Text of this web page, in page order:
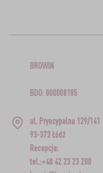
BROWIN
BDO: 000008185
ul. Pryncypalna 129/141
93-373 Łódź
Recepcja:
tel.:+48 42 23 23 200